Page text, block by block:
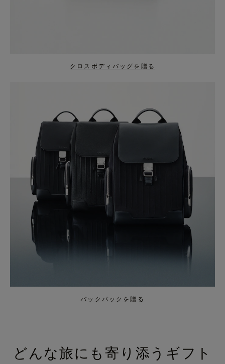
クロスボディバッグを贈る
バックパックを贈る
どんな旅にも寄り添うギフト